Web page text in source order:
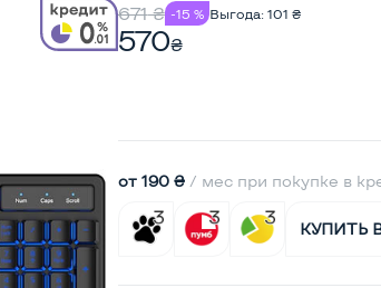
671₴ -15 % Выгода: 101 ₴
570₴
от 190 ₴/ мес при покупке в
КУПИТЬ